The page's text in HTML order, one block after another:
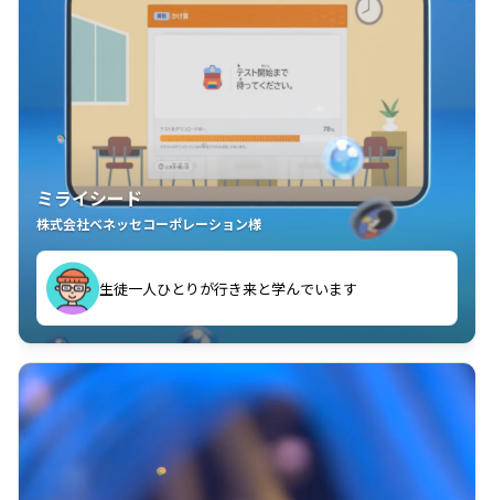
ミライシード
株式会社ベネッセコーポレーション様
生徒一人ひとりが行き来と学んでいます
教室中の児童生徒が「問題が解けてうれしい」「解く
ことが楽しい」を実感しています